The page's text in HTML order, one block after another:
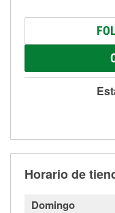
Horario de
Domingo